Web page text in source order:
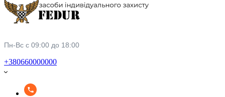
Пн-Вс с 09:00 до 18:00
+380660000000